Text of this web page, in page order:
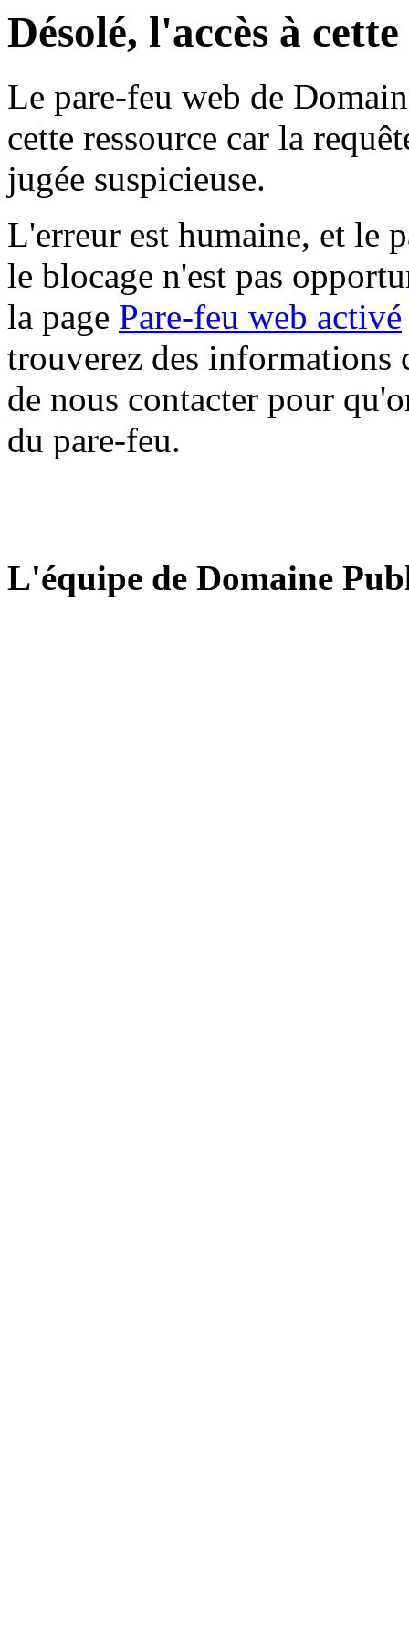
Désolé, l'accès à
Le pare-feu web de
cette ressource car la
jugée suspicieuse.
L'erreur est humaine, et le
le blocage n'est pas
la page Pare-feu web activé
trouverez des informations
de nous contacter pour
du pare-feu.
L'équipe de Domaine